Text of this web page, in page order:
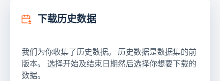
下载历史数据
我们为你收集了历史数据。 历史数据是数据集的前
版本。 选择开始及结束日期然后选择你想要下载的
数据。